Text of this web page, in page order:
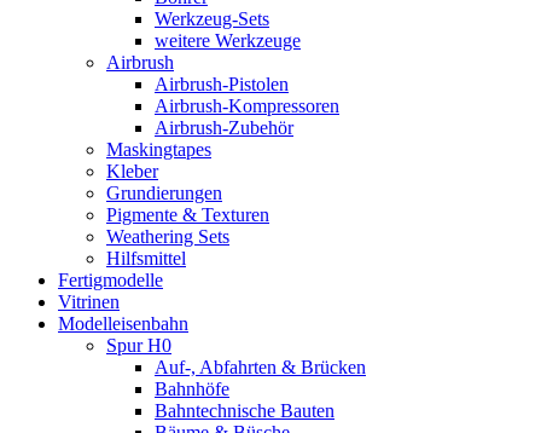
Werkzeug-Sets
weitere Werkzeuge
Airbrush
Airbrush-Pistolen
Airbrush-Kompressoren
Airbrush-Zubehör
Maskingtapes
Kleber
Grundierungen
Pigmente & Texturen
Weathering Sets
Hilfsmittel
Fertigmodelle
Vitrinen
Modelleisenbahn
Spur H0
Auf-, Abfahrten & Brücken
Bahnhöfe
Bahntechnische Bauten